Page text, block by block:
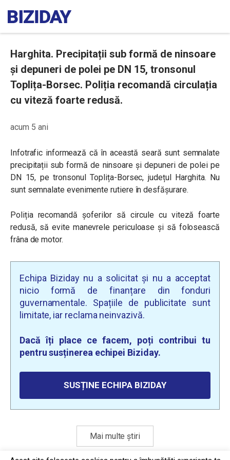
Harghita. Precipitații sub formă de ninsoare
și depuneri de polei pe DN 15, tronsonul
Toplița-Borsec. Poliția recomandă circulația
cu viteză foarte redusă.
acum 5 ani
Infotrafic informează că în această seară sunt semnalate
precipitații sub formă de ninsoare și depuneri de polei pe
DN 15, pe tronsonul Toplița-Borsec, județul Harghita. Nu
sunt semnalate evenimente rutiere în desfășurare.
Poliția recomandă șoferilor să circule cu viteză foarte
redusă, să evite manevrele periculoase și să folosească
frâna de motor.
Echipa Biziday nu a solicitat și nu a acceptat
nicio formă de finanțare din fonduri
guvernamentale. Spațiile de publicitate sunt
limitate, iar reclama neinvazivă.
Dacă îți place ce facem, poți contribui tu
pentru susținerea echipei Biziday.
SUSȚINE ECHIPA BIZIDAY
Mai multe știri